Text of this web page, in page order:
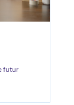
futur